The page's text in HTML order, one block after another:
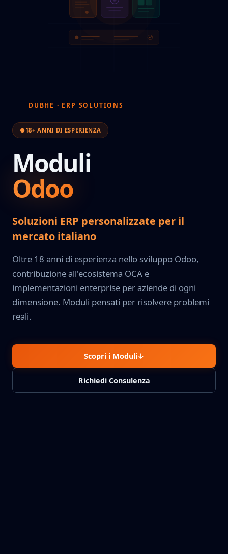
DUBHE · ERP SOLUTIONS
●18+ ANNI DI ESPERIENZA
Moduli
Odoo
Soluzioni ERP personalizzate per il
mercato italiano
Oltre 18 anni di esperienza nello sviluppo Odoo,
contribuzione all'ecosistema OCA e
implementazioni enterprise per aziende di ogni
dimensione. Moduli pensati per risolvere problemi
reali.
Scopri i Moduli↓
Richiedi Consulenza